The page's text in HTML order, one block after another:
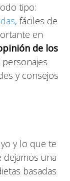
tipo:
, fáciles de
en
de los
y consejos
y lo que te
dejamos una
basadas